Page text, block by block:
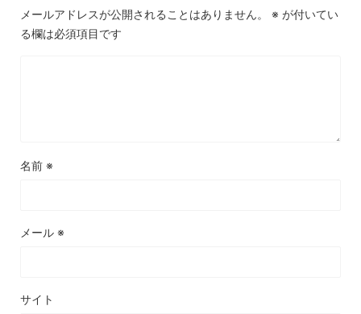
メールアドレスが公開されることはありません。 ※ が付いてい
る欄は必須項目です
名前 ※
メール ※
サイト